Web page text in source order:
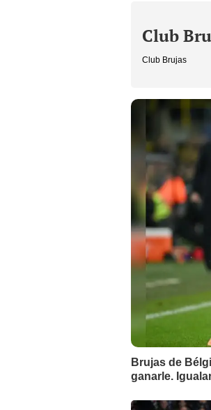
Club
Club Brujas
Brujas de
ganarle.